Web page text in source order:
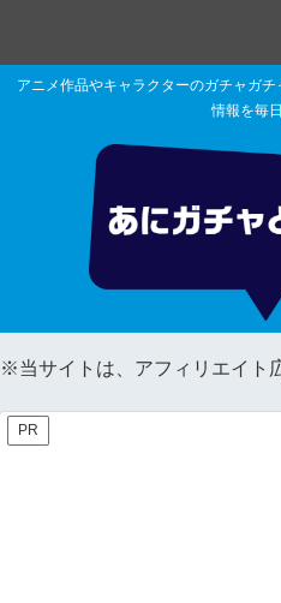
アニメ作品やキャラクターのガチャガ
情報を毎
※当サイトは、アフィリエイト
PR